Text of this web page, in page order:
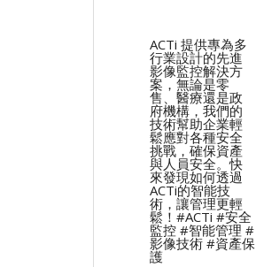
ACTi 提供專為多
行業設計的先進
影像監控解決方
案，無論是零
售、醫療還是政
府機構，我們的
技術幫助企業輕
鬆應對各種安全
挑戰，確保資產
與人員安全。快
來發現如何透過
ACTi的智能技
術，讓管理更輕
鬆！#ACTi #安全
監控 #智能管理 #
影像技術 #資產保
護